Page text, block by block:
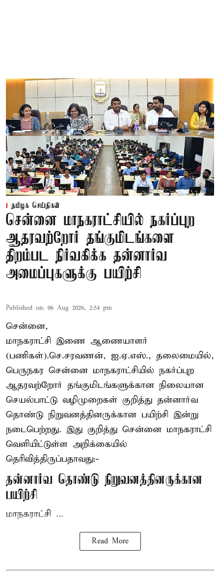
தமிழக செய்திகள்
சென்னை மாநகராட்சியில் நகர்ப்புற
ஆதரவற்றோர் தங்குமிடங்களை
திறம்பட நிர்வகிக்க தன்னார்வ
அமைப்புகளுக்கு பயிற்சி
Published on: 06 Aug 2026, 2:54 pm
சென்னை,
மாநகராட்சி இணை ஆணையாளர்
(பணிகள்).செ.சரவணன், ஐ.ஏ.எஸ்., தலைமையில்,
பெருநகர சென்னை மாநகராட்சியில் நகர்ப்புற
ஆதரவற்றோர் தங்குமிடங்களுக்கான நிலையான
செயல்பாட்டு வழிமுறைகள் குறித்து தன்னார்வ
தொண்டு நிறுவனத்தினருக்கான பயிற்சி இன்று
நடைபெற்றது. இது குறித்து சென்னை மாநகராட்சி
வெளியிட்டுள்ள அறிக்கையில்
தெரிவித்திருப்பதாவது:-
தன்னார்வ தொண்டு நிறுவனத்தினருக்கான
பயிற்சி
மாநகராட்சி ...
Read More